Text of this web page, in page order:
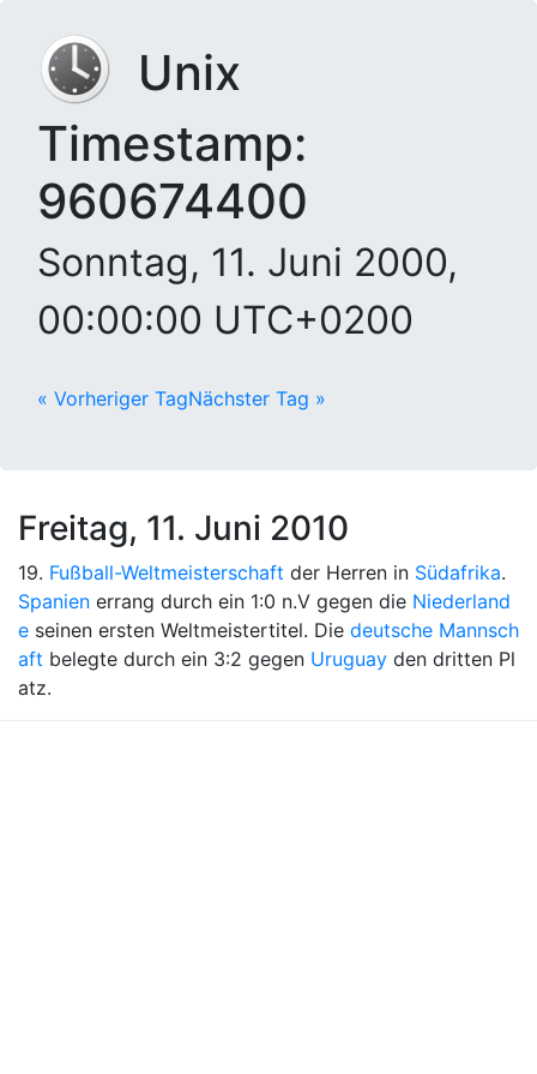
Unix
Timestamp:
960674400
Sonntag, 11. Juni 2000,
00:00:00 UTC+0200
« Vorheriger TagNächster Tag »
Freitag, 11. Juni 2010
19. Fußball-Weltmeisterschaft der Herren in Südafrika.
Spanien errang durch ein 1:0 n.V gegen die Niederland
e seinen ersten Weltmeistertitel. Die deutsche Mannsch
aft belegte durch ein 3:2 gegen Uruguay den dritten Pl
atz.